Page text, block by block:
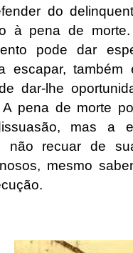
do
à pena de morte.
pode dar
escapar, também
dar-lhe
A pena de morte
mas a
não recuar de
mesmo